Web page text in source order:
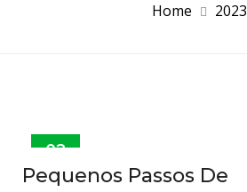
Home 2023
02
OUT
Pequenos Passos De